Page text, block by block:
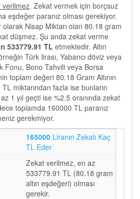
verilmez. Zekat vermek için borçsuz
eşdeğer paranız olması gerekiyor.
Nisap Miktarı olan 80.18 gram
düşmez. Şu anda zekat verme
533779.91 TL etmektedir. Altın
Türk lirası, Yabancı döviz veya
Fonu, Bono Tahvili veya Borsa
toplam değeri 80.18 Gram Altının
miktarından fazla ise bunların
1 yıl geçti ise %2.5 oranında zekat
toplamda 160000 TL paranız
gerekmiyor.
165000 Liranın Zekatı Kaç
TL Eder
Zekat verilmez, en az
533779.91 TL (80.18 gram
altın eşdeğeri) olması
gerekir.